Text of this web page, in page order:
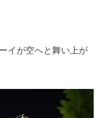
イが空へと舞い上が